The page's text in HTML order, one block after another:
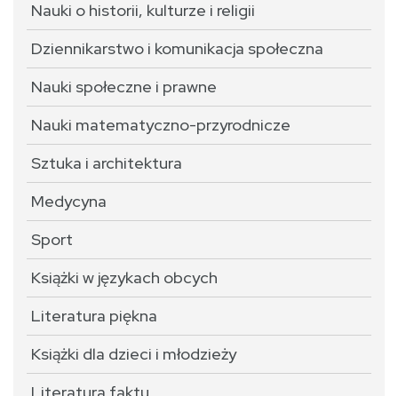
Nauki o historii, kulturze i religii
Dziennikarstwo i komunikacja społeczna
Nauki społeczne i prawne
Nauki matematyczno-przyrodnicze
Sztuka i architektura
Medycyna
Sport
Książki w językach obcych
Literatura piękna
Książki dla dzieci i młodzieży